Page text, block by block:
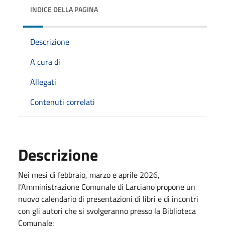
INDICE DELLA PAGINA
Descrizione
A cura di
Allegati
Contenuti correlati
Descrizione
Nei mesi di febbraio, marzo e aprile 2026,
l'Amministrazione Comunale di Larciano propone un
nuovo calendario di presentazioni di libri e di incontri
con gli autori che si svolgeranno presso la Biblioteca
Comunale: